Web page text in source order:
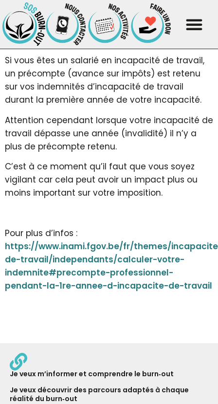
Si vous êtes un salarié en incapacité de travail,
un précompte (avance sur impôts) est retenu
sur vos indemnités d’incapacité de travail
durant la première année de votre incapacité.
Attention cependant lorsque votre incapacité de
travail dépasse une année (invalidité) il n’y a
plus de précompte retenu.
C’est à ce moment qu’il faut que vous soyez
vigilant car cela peut avoir un impact plus ou
moins important sur votre imposition.
Pour plus d’infos :
https://www.inami.fgov.be/fr/themes/
de-travail/independants/calculer-votre-
indemnite#precompte-professionnel-
pendant-la-1re-annee-d-incapacite-de-travail
Je veux m’informer et comprendre le burn‑out
Je veux découvrir des parcours adaptés à chaque
réalité du burn‑out